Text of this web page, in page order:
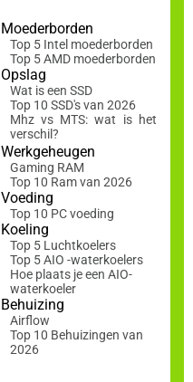
Moederborden
Top 5 Intel moederborden
Top 5 AMD moederborden
Opslag
Wat is een SSD
Top 10 SSD's van 2026
Mhz vs MTS: wat is het
verschil?
Werkgeheugen
Gaming RAM
Top 10 Ram van 2026
Voeding
Top 10 PC voeding
Koeling
Top 5 Luchtkoelers
Top 5 AIO -waterkoelers
Hoe plaats je een AIO-
waterkoeler
Behuizing
Airflow
Top 10 Behuizingen van
2026